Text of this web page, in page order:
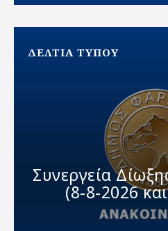
ΔΕΛΤΙΑ ΤΥΠΟΥ
Συνεργεία
(8-8-2026